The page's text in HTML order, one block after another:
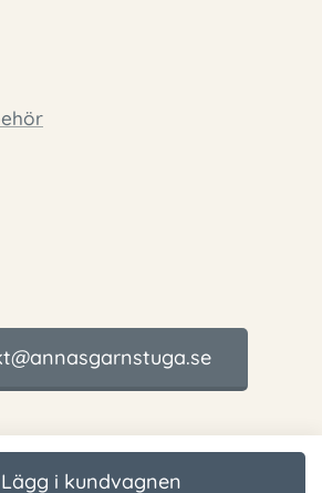
Lägg i kundvagnen